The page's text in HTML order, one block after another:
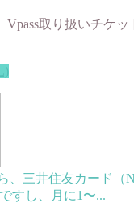
Vpass取り扱いチケ
、三井住友カード（
すし、月に1〜...